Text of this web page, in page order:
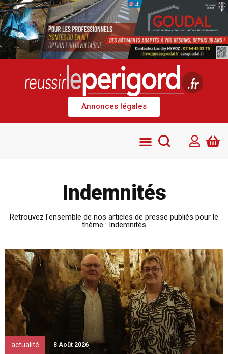
Annonces légales
Indemnités
Retrouvez l'ensemble de nos articles de presse publiés pour le
thème : Indemnités
actualité 8 Août 2026